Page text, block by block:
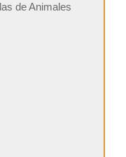
de Animales